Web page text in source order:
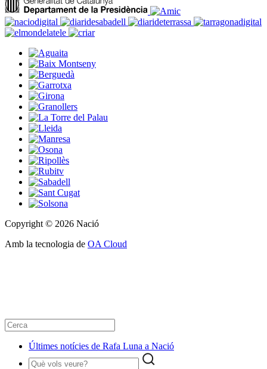
Copyright © 2026 Nació
Amb la tecnologia de OA Cloud
Últimes notícies de Rafa Luna a Nació